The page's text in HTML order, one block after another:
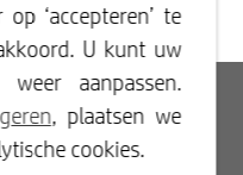
‘accepteren’ te
U kunt uw
weer aanpassen.
, plaatsen we
cookies.